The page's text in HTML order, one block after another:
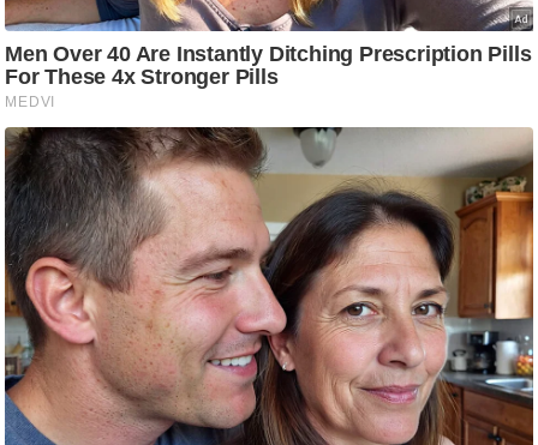
म
.
आ
र
.
आ
ई
.
चा
य
प
र
स
मी